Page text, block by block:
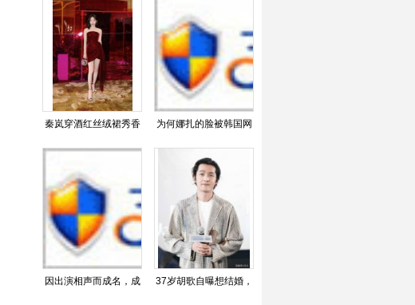
秦岚穿酒红丝绒裙秀香
肩美腿 举手投足温柔
为何娜扎的脸被韩国网
友吹上天？看到其他韩
因出演相声而成名，成 37岁胡歌自曝想结婚，